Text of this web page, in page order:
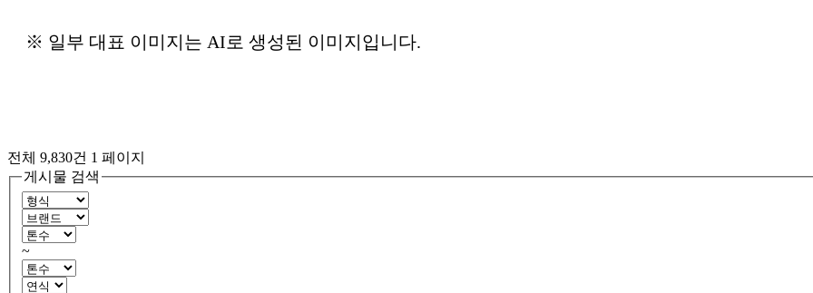
※ 일부 대표 이미지는 AI로 생성된 이미지입니다.
전체 9,830건 1 페이지
게시물 검색
~